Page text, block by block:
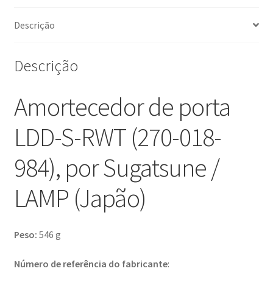
(Japão)
Descrição
Descrição
Amortecedor de porta
LDD-S-RWT (270-018-
984), por Sugatsune /
LAMP (Japão)
Peso: 546 g
Número de referência do fabricante: